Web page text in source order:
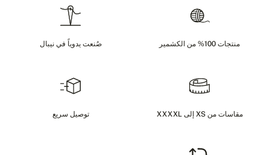
منتجات 100% من الكشمير صُنعت يدوياً في نيبال
مقاسات من XS إلى XXXXL توصيل سريع